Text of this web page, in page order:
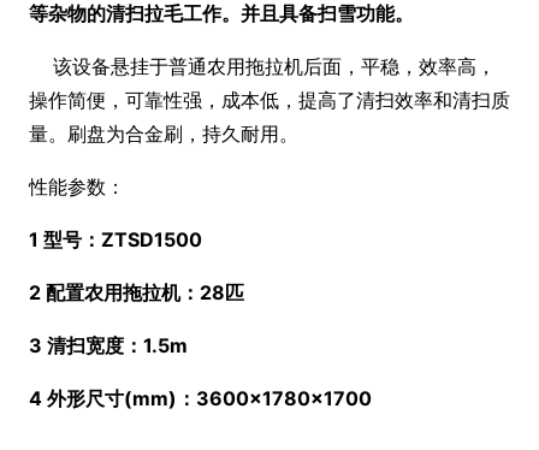
等杂物的清扫拉毛工作。并且具备扫雪功能。
该设备悬挂于普通农用拖拉机后面，平稳，效率高，
操作简便，可靠性强，成本低，提高了清扫效率和清扫质
量。刷盘为合金刷，持久耐用。
性能参数：
1 型号：ZTSD1500
2 配置农用拖拉机：28匹
3 清扫宽度：1.5m
4 外形尺寸(mm)：3600×1780×1700